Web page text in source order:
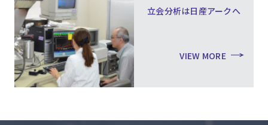
立会分析は日産アークへ
VIEW MORE